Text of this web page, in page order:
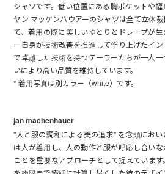
シャツです。低い位置にある胸ポケットや幅
ヤン マッケンハウアーのシャツは全て立体
て、着用の際に美しいゆとりとドレープが
ー自身が技術改善を推進して作り上げたイ
で卓越した技術を持つテーラーたちが一人
いにより高い品質を維持しています。
* 着用写真は別カラー（white）です。
jan machenhauer
"人と服の調和による美の追求" を念頭にお
は人が着用し、人の動作と服が呼応し合い
ことを重要なアプローチとして捉えていま